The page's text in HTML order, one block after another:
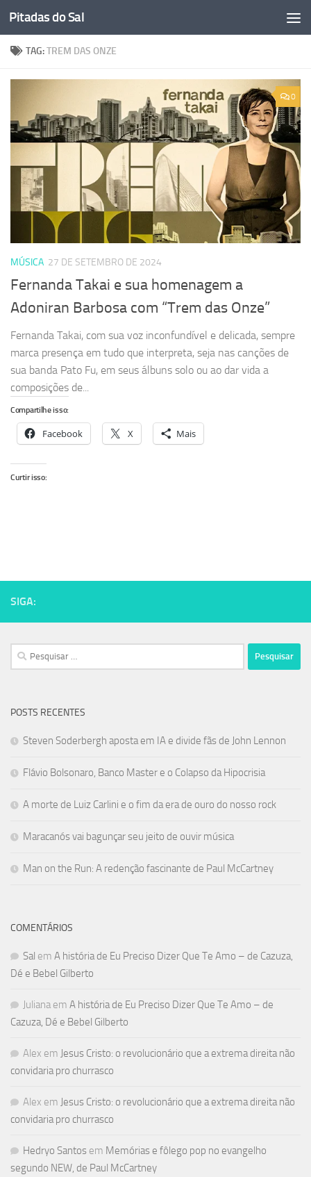
Skip to content
Pitadas do Sal
TAG:TREM DAS ONZE
0
MÚSICA 27 DE SETEMBRO DE 2024
Fernanda Takai e sua homenagem a
Adoniran Barbosa com “Trem das Onze”
Fernanda Takai, com sua voz inconfundível e delicada, sempre
marca presença em tudo que interpreta, seja nas canções de
sua banda Pato Fu, em seus álbuns solo ou ao dar vida a
composições de...
Compartilhe isso:
Facebook X Mais
Curtir isso:
SIGA:
Pesquisar
por:
POSTS RECENTES
Steven Soderbergh aposta em IA e divide fãs de John Lennon
Flávio Bolsonaro, Banco Master e o Colapso da Hipocrisia
A morte de Luiz Carlini e o fim da era de ouro do nosso rock
Maracanós vai bagunçar seu jeito de ouvir música
Man on the Run: A redenção fascinante de Paul McCartney
COMENTÁRIOS
Sal em A história de Eu Preciso Dizer Que Te Amo – de Cazuza,
Dé e Bebel Gilberto
Juliana em A história de Eu Preciso Dizer Que Te Amo – de
Cazuza, Dé e Bebel Gilberto
Alex em Jesus Cristo: o revolucionário que a extrema direita não
convidaria pro churrasco
Alex em Jesus Cristo: o revolucionário que a extrema direita não
convidaria pro churrasco
Hedryo Santos em Memórias e fôlego pop no evangelho
segundo NEW, de Paul McCartney